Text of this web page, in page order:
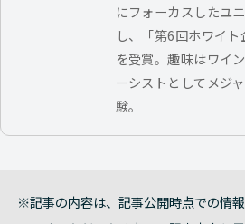
にフォーカスしたユ
し、「第6回ホワイ
を受賞。趣味はワイ
ーシストとしてメジ
験。
記事の内容は、記事公開時点での情報